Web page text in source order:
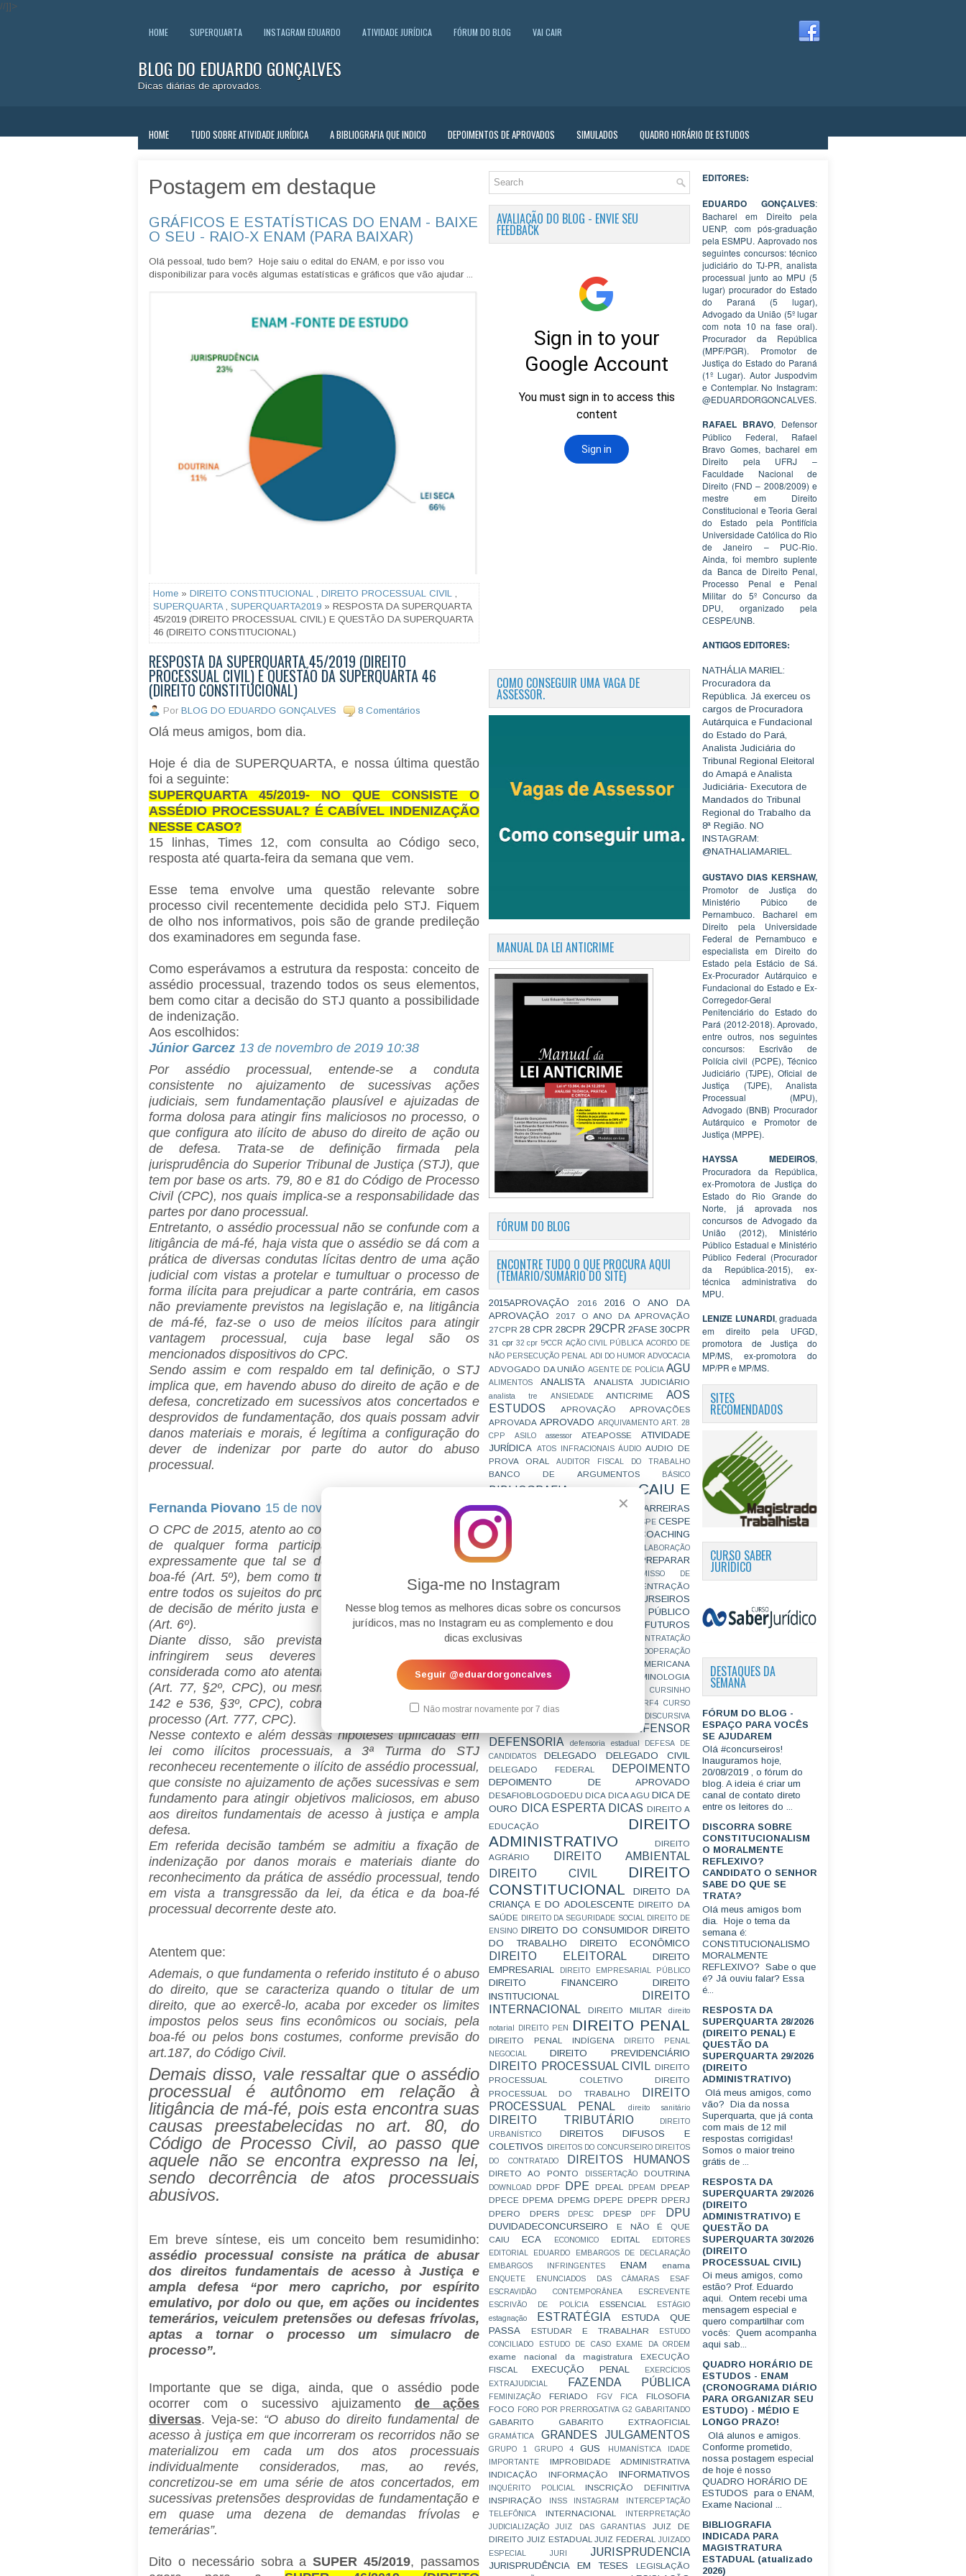
//]]>
HOME SUPERQUARTA INSTAGRAM EDUARDO ATIVIDADE JURÍDICA FÓRUM DO BLOG VAI CAIR
BLOG DO EDUARDO GONÇALVES
Dicas diárias de aprovados.
HOME TUDO SOBRE ATIVIDADE JURÍDICA A BIBLIOGRAFIA QUE INDICO DEPOIMENTOS DE APROVADOS SIMULADOS QUADRO HORÁRIO DE ESTUDOS
✕
Siga-me no Instagram
Nesse blog temos as melhores dicas sobre os concursos
jurídicos, mas no Instagram eu as complemento e dou
dicas exclusivas
Seguir @eduardorgoncalves
Não mostrar novamente por 7 dias
Postagem em destaque
GRÁFICOS E ESTATÍSTICAS DO ENAM - BAIXE
O SEU - RAIO-X ENAM (PARA BAIXAR)
Olá pessoal, tudo bem? Hoje saiu o edital do ENAM, e por isso vou
disponibilizar para vocês algumas estatísticas e gráficos que vão ajudar ...
Home » DIREITO CONSTITUCIONAL , DIREITO PROCESSUAL CIVIL ,
SUPERQUARTA, SUPERQUARTA2019 » RESPOSTA DA SUPERQUARTA
45/2019 (DIREITO PROCESSUAL CIVIL) E QUESTÃO DA SUPERQUARTA
46 (DIREITO CONSTITUCIONAL)
RESPOSTA DA SUPERQUARTA 45/2019 (DIREITO
PROCESSUAL CIVIL) E QUESTÃO DA SUPERQUARTA 46
(DIREITO CONSTITUCIONAL)
Por BLOG DO EDUARDO GONÇALVES 8 Comentários
Olá meus amigos, bom dia.
Hoje é dia de SUPERQUARTA, e nossa última questão
foi a seguinte:
SUPERQUARTA 45/2019- NO QUE CONSISTE O
ASSÉDIO PROCESSUAL? É CABÍVEL INDENIZAÇÃO
NESSE CASO?
15 linhas, Times 12, com consulta ao Código seco,
resposta até quarta-feira da semana que vem.
Esse tema envolve uma questão relevante sobre
processo civil recentemente decidida pelo STJ. Fiquem
de olho nos informativos, pois são de grande predileção
dos examinadores em segunda fase.
Como esperávamos a estrutura da resposta: conceito de
assédio processual, trazendo todos os seus elementos,
bem como citar a decisão do STJ quanto a possibilidade
de indenização.
Aos escolhidos:
Júnior Garcez 13 de novembro de 2019 10:38
Por assédio processual, entende-se a conduta
consistente no ajuizamento de sucessivas ações
judiciais, sem fundamentação plausível e ajuizadas de
forma dolosa para atingir fins maliciosos no processo, o
que configura ato ilícito de abuso do direito de ação ou
de defesa. Trata-se de definição firmada pela
jurisprudência do Superior Tribunal de Justiça (STJ), que
tem por base os arts. 79, 80 e 81 do Código de Processo
Civil (CPC), nos quais implica-se a responsabilidade das
partes por dano processual.
Entretanto, o assédio processual não se confunde com a
litigância de má-fé, haja vista que o assédio se dá com a
prática de diversas condutas lícitas dentro de uma ação
judicial com vistas a protelar e tumultuar o processo de
forma ilícita para prejudicar a parte contrária, em casos
não previamente previstos na legislação e, na litigância
de má-fé, faz-se o uso de meios ilícitos para atingir
vantagem processual, cuja base legal são os
mencionados dispositivos do CPC.
Sendo assim e com respaldo em tal definição, o STJ
implica que, em havendo abuso do direito de ação e de
defesa, concretizado em sucessivos atos concertados e
desprovidos de fundamentação, dos quais possam advir
danos materiais e morais, é legítima a configuração do
dever de indenizar por parte do autor do abuso
processual.
Fernanda Piovano 15 de novembro de 2019 12:28
O CPC de 2015, atento ao comportamento daqueles que
de qualquer forma participam do processo, dispõe
expressamente que tal se deve dar de acordo com a
boa-fé (Art. 5º), bem como traz o dever de cooperação
entre todos os sujeitos do processo, visando à obtenção
de decisão de mérito justa e efetiva em tempo razoável
(Art. 6º).
Diante disso, são previstas sanções àqueles que
infringirem seus deveres e praticarem conduta
considerada como ato atentatório à dignidade da justiça
(Art. 77, §2º, CPC), ou mesmo litigância de má-fé (Art.
142 e 536, §3º, CPC), cobradas nos próprios autos do
processo (Art. 777, CPC).
Nesse contexto e além dessas hipóteses tipificadas em
lei como ilícitos processuais, a 3ª Turma do STJ
reconheceu recentemente o ilícito de assédio processual,
que consiste no ajuizamento de ações sucessivas e sem
fundamento para atingir objetivos maliciosos, em abuso
aos direitos fundamentais de acesso à justiça e ampla
defesa.
Em referida decisão também se admitiu a fixação de
indenização por danos morais e materiais diante do
reconhecimento da prática de assédio processual, tendo
em vista a transgressão da lei, da ética e da boa-fé
processual decorrente deste ato.
Atentem que:
Ademais, o que fundamenta o referido instituto é o abuso
do direito, que se caracteriza quando o titular de um
direito, que ao exercê-lo, acaba por exceder os limites
impostos pelos seus fins econômicos ou sociais, pela
boa-fé ou pelos bons costumes, conforme previsão do
art.187, do Código Civil.
Demais disso, vale ressaltar que o assédio
processual é autônomo em relação à
litigância de má-fé, pois esta encontra suas
causas preestabelecidas no art. 80, do
Código de Processo Civil, ao passo que
aquele não se encontra expresso na lei,
sendo decorrência de atos processuais
abusivos.
Em breve síntese, eis um conceito bem resumidinho:
assédio processual consiste na prática de abusar
dos direitos fundamentais de acesso à Justiça e
ampla defesa “por mero capricho, por espírito
emulativo, por dolo ou que, em ações ou incidentes
temerários, veiculem pretensões ou defesas frívolas,
aptas a tornar o processo um simulacro de
processo”.
Importante que se diga, ainda, que o assédio pode
ocorrer com o sucessivo ajuizamento de ações
diversas. Veja-se: “O abuso do direito fundamental de
acesso à justiça em que incorreram os recorridos não se
materializou em cada um dos atos processuais
individualmente considerados, mas, ao revés,
concretizou-se em uma série de atos concertados, em
sucessivas pretensões desprovidas de fundamentação e
em quase uma dezena de demandas frívolas e
temerárias”.
Dito o necessário sobra aSUPER 45/2019, passamos
AVALIAÇÃO DO BLOG - ENVIE SEU
FEEDBACK
COMO CONSEGUIR UMA VAGA DE
ASSESSOR.
MANUAL DA LEI ANTICRIME
FÓRUM DO BLOG
ENCONTRE TUDO O QUE PROCURA AQUI
(TEMÁRIO/SUMÁRIO DO SITE)
2015APROVAÇÃO 2016
2016 O ANO DA
APROVAÇÃO
2017 O ANO DA APROVAÇÃO
27CPR 28 CPR 28CPR 29CPR 2FASE 30CPR
31 cpr 32 cpr 5ªCCR AÇÃO CIVIL PÚBLICA ACORDO DE
NÃO PERSECUÇÃO PENAL
ADI DO HUMOR ADVOCACIA
ADVOGADO DA UNIÃO AGENTE DE POLÍCIA AGU
ALIMENTOS ANALISTA ANALISTA JUDICIÁRIO
analista tre ANSIEDADE ANTICRIME
AOS
ESTUDOS
APROVAÇÃO
APROVAÇÕES
APROVADA APROVADO ARQUIVAMENTO ART. 28
CPP
ASILO assessor ATEAPOSSE
ATIVIDADE
JURÍDICA
ATOS INFRACIONAIS ÁUDIO AUDIO DE
PROVA ORAL
AUDITOR FISCAL DO TRABALHO
BANCO DE ARGUMENTOS BÁSICO
BIBLIOGRAFIA
CAIU E
VAI CAIR
CARREIRAS
CARREIRAS
JURÍDICAS
CEBRASPE CESPE
CF COACHING
CÓDIGO DE TRÂNSITO BRASILEIRO
COLABORAÇÃO
COMBATE À CORRUPÇÃO
COMO SE PREPARAR
COMPROMISSO DE
AJUSTAMENTO DE CONDUTA
CONCENTRAÇÃO
CONCURSEIROS
CONCURSO
CONCURSO PÚBLICO
CONCURSOS
CONCURSOS FUTUROS
CONCURSOS NÍVEL HARD
CONTRATAÇÃO
COOPERAÇÃO
CORTE INTERAMERICANA
CPC2015
CPI
CRIMINOLOGIA
CRONOGRAMA
CTB CURSINHO
CURSO ESTUDO DE CASO - TRF4
CURSO
PARA A SUBJETIVA
CURSO PROVA DISCURSIVA
DEFENSOR
DEFENSORIA
defensoria estadual
DEFESA DE
CANDIDATOS
DELEGADO DELEGADO CIVIL
DELEGADO FEDERAL DEPOIMENTO
DEPOIMENTO DE APROVADO
DESAFIOBLOGDOEDU DICA DICA AGU DICA DE
OURO DICA ESPERTA DICAS DIREITO A
EDUCAÇÃO
DIREITO
ADMINISTRATIVO
DIREITO
AGRÁRIO
DIREITO AMBIENTAL
DIREITO CIVIL
DIREITO
CONSTITUCIONAL
DIREITO DA
CRIANÇA E DO ADOLESCENTE DIREITO DA
SAÚDE
DIREITO DA SEGURIDADE SOCIAL
DIREITO DE
ENSINO DIREITO DO CONSUMIDOR DIREITO
DO TRABALHO
DIREITO ECONÔMICO
DIREITO ELEITORAL
DIREITO
EMPRESARIAL
DIREITO EMPRESARIAL PÚBLICO
DIREITO FINANCEIRO
DIREITO
INSTITUCIONAL
DIREITO
INTERNACIONAL
DIREITO MILITAR direito
notarial DIREITO PEN DIREITO PENAL
DIREITO PENAL INDÍGENA
DIREITO PENAL
NEGOCIAL
DIREITO PREVIDENCIÁRIO
DIREITO PROCESSUAL CIVIL
DIREITO
PROCESSUAL COLETIVO
DIREITO
PROCESSUAL DO TRABALHO
DIREITO
PROCESSUAL PENAL
direito sanitário
DIREITO TRIBUTÁRIO
DIREITO
URBANÍSTICO
DIREITOS DIFUSOS E
COLETIVOS
DIREITOS DO CONCURSEIRO DIREITOS
DO CONTRATADO
DIREITOS HUMANOS
DIRETO AO PONTO DISSERTAÇÃO DOUTRINA
DOWNLOAD DPDF DPE DPEAL DPEAM
DPEAP
DPECE DPEMA DPEMG DPEPE DPEPR DPERJ
DPERO
DPERS DPESC DPESP DPF DPU
DUVIDADECONCURSEIRO
E NÃO É QUE
CAIU
ECA ECONOMICO EDITAL
EDITORES
EDITORIAL
EDUARDO
EMBARGOS DE DECLARAÇÃO
EMBARGOS INFRINGENTES
ENAM enama
ENQUETE ENUNCIADOS DAS CÂMARAS
ESAF
ESCRAVIDÃO CONTEMPORÂNEA
ESCREVENTE
ESCRIVÃO DE POLÍCIA
ESSENCIAL
ESTÁGIO
estagnação
ESTRATÉGIA
ESTUDA QUE
PASSA
ESTUDAR E TRABALHAR
ESTUDO
CONCILIADO
ESTUDO DE CASO EXAME DA ORDEM
exame nacional da magistratura
EXECUÇÃO
FISCAL
EXECUÇÃO PENAL
EXERCÍCIOS
EXTRAJUDICIAL
FAZENDA PÚBLICA
FEMINIZAÇÃO FERIADO FGV FICA
FILOSOFIA
FOCO
FORO POR PRERROGATIVA G2 GABARITANDO
GABARITO GABARITO EXTRAOFICIAL
GRAMÁTICA GRANDES JULGAMENTOS
GRUPO 1 GRUPO 4 GUS HUMANÍSTICA
IDADE
IMPORTANTE
IMPROBIDADE ADMINISTRATIVA
INDICAÇÃO
INFORMAÇÃO INFORMATIVOS
INQUÉRITO POLICIAL
INSCRIÇÃO DEFINITIVA
INSPIRAÇÃO
INSS INSTAGRAM
INTERCEPTAÇÃO
TELEFÔNICA
INTERNACIONAL
INTERPRETAÇÃO
JUDICIALIZAÇÃO
JUIZ DAS GARANTIAS
JUIZ DE
DIREITO JUIZ ESTADUAL JUIZ FEDERAL
JUIZADO
ESPECIAL
JURI JURISPRUDENCIA
JURISPRUDÊNCIA EM TESES
LEGISLAÇÃO
EDITORES:
EDUARDO GONÇALVES:
Bacharel em Direito pela
UENP, com pós-graduação
pela ESMPU. Aaprovado nos
seguintes concursos: técnico
judiciário do TJ-PR, analista
processual junto ao MPU (5
lugar) procurador do Estado
do Paraná (5 lugar),
Advogado da União (5º lugar
com nota 10 na fase oral).
Procurador da República
(MPF/PGR). Promotor de
Justiça do Estado do Paraná
(1º Lugar). Autor Juspodvim
e Contemplar. No Instagram:
@EDUARDORGONCALVES.
RAFAEL BRAVO, Defensor
Público Federal, Rafael
Bravo Gomes, bacharel em
Direito pela UFRJ –
Faculdade Nacional de
Direito (FND – 2008/2009) e
mestre em Direito
Constitucional e Teoria Geral
do Estado pela Pontifícia
Universidade Católica do Rio
de Janeiro – PUC-Rio.
Ainda, foi membro suplente
da Banca de Direito Penal,
Processo Penal e Penal
Militar do 5º Concurso da
DPU, organizado pela
CESPE/UNB.
ANTIGOS EDITORES:
NATHÁLIA MARIEL:
Procuradora da
República. Já exerceu os
cargos de Procuradora
Autárquica e Fundacional
do Estado do Pará,
Analista Judiciária do
Tribunal Regional Eleitoral
do Amapá e Analista
Judiciária- Executora de
Mandados do Tribunal
Regional do Trabalho da
8ª Região. NO
INSTAGRAM:
@NATHALIAMARIEL.
GUSTAVO DIAS KERSHAW,
Promotor de Justiça do
Ministério Púbico de
Pernambuco. Bacharel em
Direito pela Universidade
Federal de Pernambuco e
especialista em Direito do
Estado pela Estácio de Sá.
Ex-Procurador Autárquico e
Fundacional do Estado e Ex-
Corregedor-Geral
Penitenciário do Estado do
Pará (2012-2018). Aprovado,
entre outros, nos seguintes
concursos: Escrivão de
Polícia civil (PCPE), Técnico
Judiciário (TJPE), Oficial de
Justiça (TJPE), Analista
Processual (MPU),
Advogado (BNB) Procurador
Autárquico e Promotor de
Justiça (MPPE).
HAYSSA MEDEIROS,
Procuradora da República,
ex-Promotora de Justiça do
Estado do Rio Grande do
Norte, já aprovada nos
concursos de Advogado da
União (2012), Ministério
Público Estadual e Ministério
Público Federal (Procurador
da República-2015), ex-
técnica administrativa do
MPU.
LENIZE LUNARDI, graduada
em direito pela UFGD,
promotora de Justiça do
MP/MS, ex-promotora do
MP/PR e MP/MS.
SITES
RECOMENDADOS
CURSO SABER
JURÍDICO
DESTAQUES DA
SEMANA
FÓRUM DO BLOG -
ESPAÇO PARA VOCÊS
SE AJUDAREM
Olá #concurseiros!
Inauguramos hoje,
20/08/2019 , o fórum do
blog. A ideia é criar um
canal de contato direto
entre os leitores do ...
DISCORRA SOBRE
CONSTITUCIONALISM
O MORALMENTE
REFLEXIVO?
CANDIDATO O SENHOR
SABE DO QUE SE
TRATA?
Olá meus amigos bom
dia. Hoje o tema da
semana é:
CONSTITUCIONALISMO
MORALMENTE
REFLEXIVO? Sabe o que
é? Já ouviu falar? Essa
é...
RESPOSTA DA
SUPERQUARTA 28/2026
(DIREITO PENAL) E
QUESTÃO DA
SUPERQUARTA 29/2026
(DIREITO
ADMINISTRATIVO)
Olá meus amigos, como
vão? Dia da nossa
Superquarta, que já conta
com mais de 12 mil
respostas corrigidas!
Somos o maior treino
grátis de ...
RESPOSTA DA
SUPERQUARTA 29/2026
(DIREITO
ADMINISTRATIVO) E
QUESTÃO DA
SUPERQUARTA 30/2026
(DIREITO
PROCESSUAL CIVIL)
Oi meus amigos, como
estão? Prof. Eduardo
aqui. Ontem recebi uma
mensagem especial e
quero compartilhar com
vocês: Quem acompanha
aqui sab...
QUADRO HORÁRIO DE
ESTUDOS - ENAM
(CRONOGRAMA DIÁRIO
PARA ORGANIZAR SEU
ESTUDO) - MÉDIO E
LONGO PRAZO!
Olá alunos e amigos.
Conforme prometido,
nossa postagem especial
de hoje é nosso
QUADRO HORÁRIO DE
ESTUDOS para o ENAM,
Exame Nacional ...
BIBLIOGRAFIA
INDICADA PARA
MAGISTRATURA
ESTADUAL (atualizado
2026)